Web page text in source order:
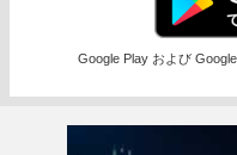
Google Play および